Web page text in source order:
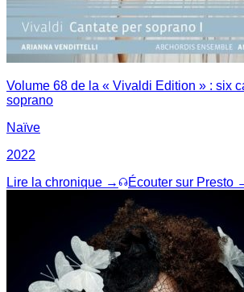
Volume 68 de la « Vivaldi Edition » : six
soprano
Naïve
2022
Lire la chronique →
Écouter sur Presto